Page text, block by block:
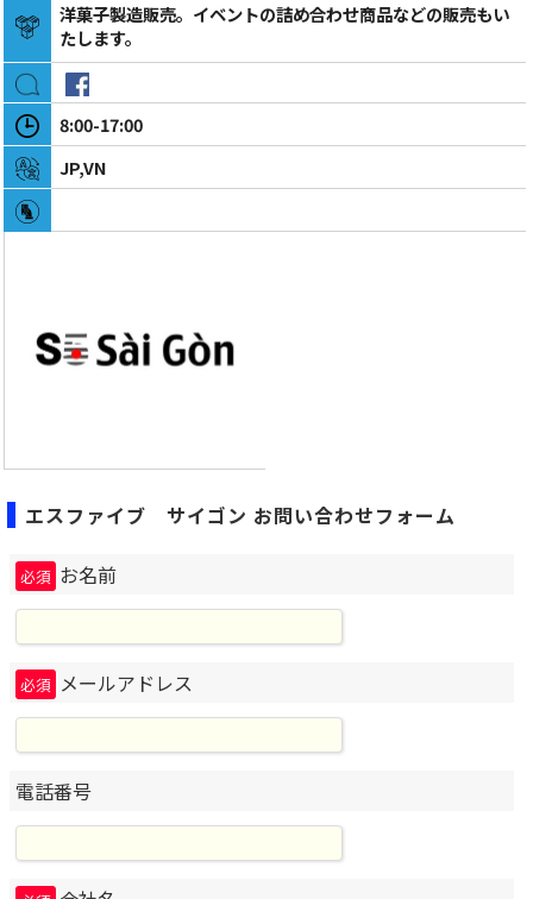
洋菓子製造販売。イベントの詰め合わせ商品などの販売もい
たします。
8:00-17:00
JP,VN
エスファイブ サイゴン お問い合わせフォーム
必須 お名前
必須 メールアドレス
電話番号